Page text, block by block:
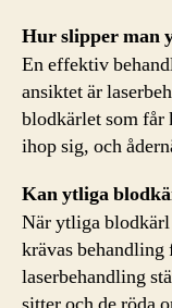
Hur slipper man
En effektiv
ansiktet är
blodkärlet som får
ihop sig, och
Kan ytliga
När ytliga
krävas
laserbehandling